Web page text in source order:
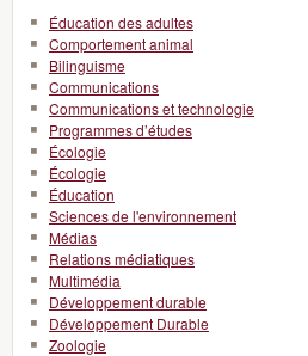
Éducation des adultes
Comportement animal
Bilinguisme
Communications
Communications et technologie
Programmes d’études
Écologie
Écologie
Éducation
Sciences de l'environnement
Médias
Relations médiatiques
Multimédia
Développement durable
Développement Durable
Zoologie